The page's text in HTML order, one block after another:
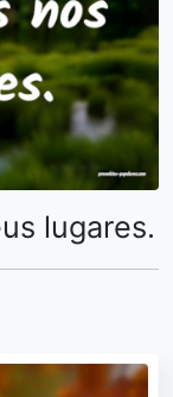
lugares.